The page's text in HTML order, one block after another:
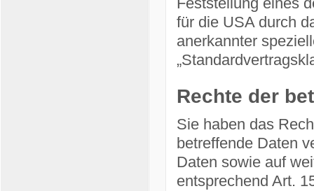
für die USA durch
anerkannter
Rechte der
Sie haben das
betreffende Daten
Daten sowie auf
entsprechend Art.